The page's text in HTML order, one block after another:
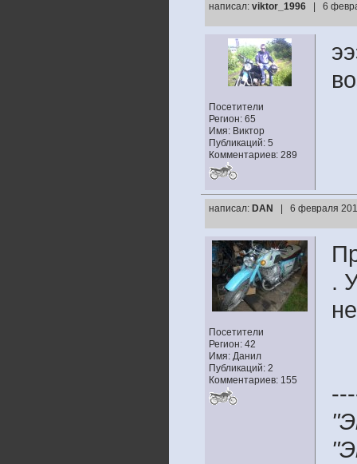
написал: viktor_1996 | 6
Посетители
Регион: 65
Имя: Виктор
Публикаций: 5
Комментариев: 289
написал: DAN | 6 февраля
Посетители
Регион: 42
Имя: Данил
Публикаций: 2
Комментариев: 155
.